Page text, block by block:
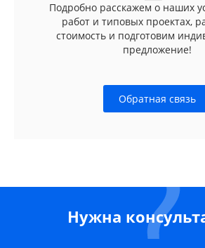
Подробно расскажем о наших
работ и типовых проектах,
стоимость и подготовим
предложение!
Обратная связь
Нужна